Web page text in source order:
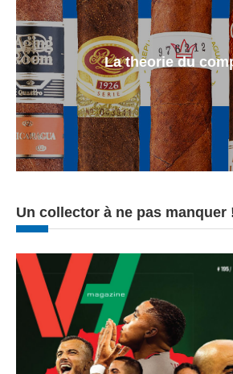
La theorie du
Un collector à ne pas manquer